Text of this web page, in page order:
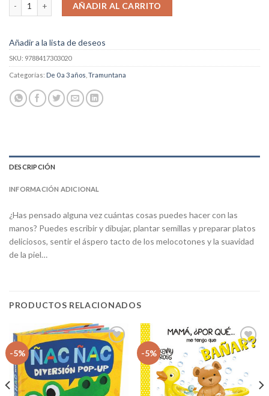
AÑADIR AL CARRITO
Añadir a la lista de deseos
SKU: 9788417303020
Categorías: De 0 a 3 años Tramuntana
DESCRIPCIÓN
INFORMACIÓN ADICIONAL
¿Has pensado alguna vez cuántas cosas puedes hacer con las
manos? Puedes escribir y dibujar, plantar semillas y preparar platos
deliciosos, sentir el áspero tacto de los melocotones y la suavidad
de la piel…
PRODUCTOS RELACIONADOS
-5%
Añadir
a la
lista
de
deseos
-5%
Añadir
de
deseos